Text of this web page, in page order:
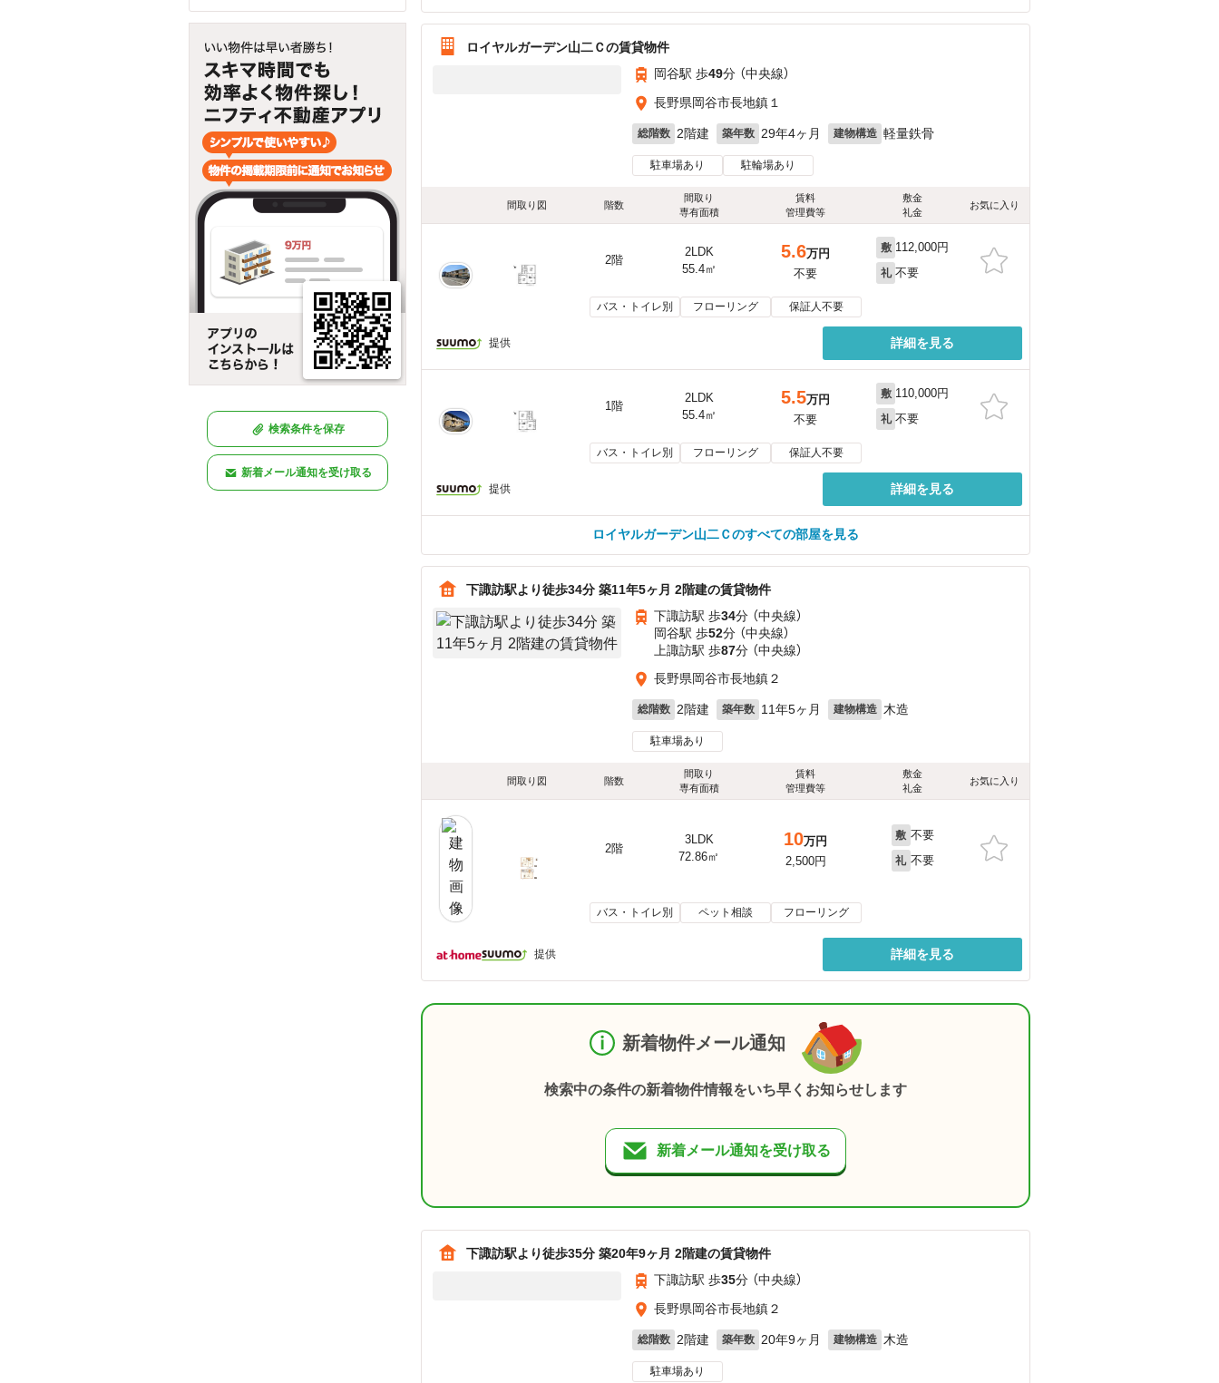
検索条件を保存
新着メール通知を受け取る
ロイヤルガーデン山二Ｃの賃貸物件
岡谷駅 歩49分 （中央線）
長野県岡谷市長地鎮１
総階数 2階建 築年数 29年4ヶ月 建物構造 軽量鉄骨
駐車場あり 駐輪場あり
間取り図 階数
間取り
専有面積
賃料
管理費等
敷金
礼金
お気に入り
2階
2LDK
55.4㎡
5.6万円
不要
敷 112,000円
礼 不要
バス・トイレ別 フローリング 保証人不要
提供 詳細を見る
1階
2LDK
55.4㎡
5.5万円
不要
敷 110,000円
礼 不要
バス・トイレ別 フローリング 保証人不要
提供 詳細を見る
ロイヤルガーデン山二Ｃのすべての部屋を見る
下諏訪駅より徒歩34分 築11年5ヶ月 2階建の賃貸物件
下諏訪駅 歩34分 （中央線）
岡谷駅 歩52分 （中央線）
上諏訪駅 歩87分 （中央線）
長野県岡谷市長地鎮２
総階数 2階建 築年数 11年5ヶ月 建物構造 木造
駐車場あり
間取り図 階数
間取り
専有面積
賃料
管理費等
敷金
礼金
お気に入り
2階
3LDK
72.86㎡
10万円
2,500円
敷 不要
礼 不要
バス・トイレ別 ペット相談 フローリング
提供 詳細を見る
新着物件メール通知
検索中の条件の新着物件情報をいち早くお知らせします
新着メール通知を受け取る
下諏訪駅より徒歩35分 築20年9ヶ月 2階建の賃貸物件
下諏訪駅 歩35分 （中央線）
長野県岡谷市長地鎮２
総階数 2階建 築年数 20年9ヶ月 建物構造 木造
駐車場あり